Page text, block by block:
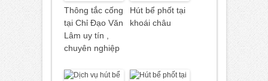
Thông tắc cống
tại Chỉ Đạo Văn
Lâm uy tín ,
chuyên nghiệp
Hút bể phốt tại
khoái châu